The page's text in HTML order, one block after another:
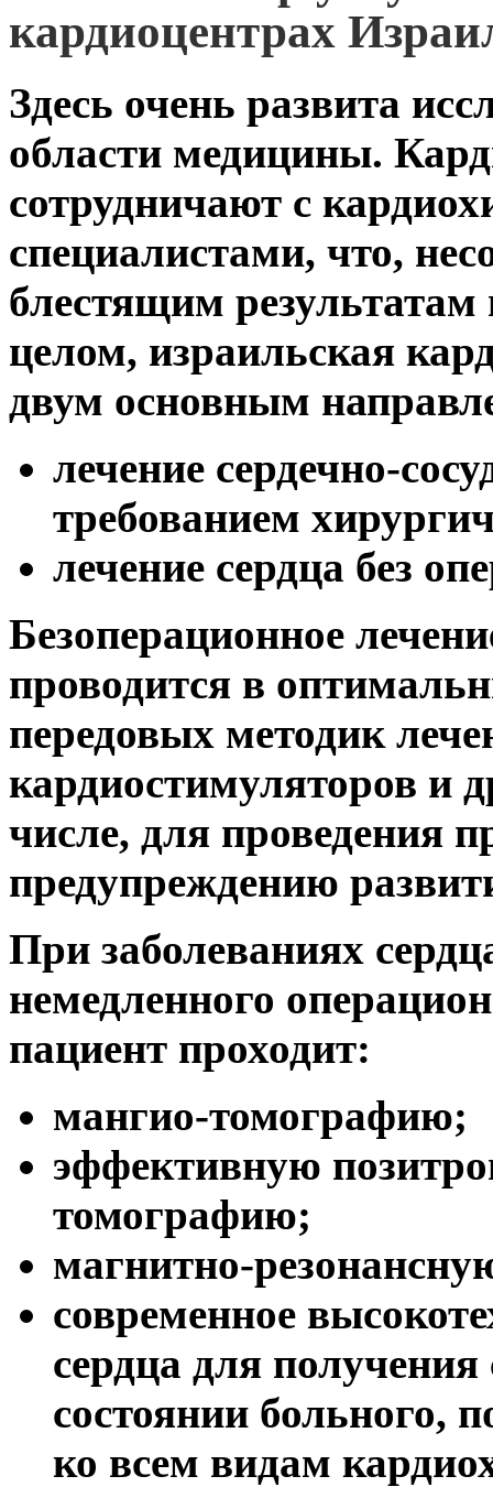
кардиоцентрах
Здесь очень развита
области медицины.
сотрудничают с
специалистами, что,
блестящим результатам
целом, израильская
двум основным
лечение сердечно-
требованием
лечение сердца без
Безоперационное
проводится в
передовых методик
кардиостимуляторов и
числе, для проведения
предупреждению
При заболеваниях
немедленного
пациент проходит:
мангио-томографию;
эффективную
томографию;
магнитно-
современное
сердца для
состоянии больного,
ко всем видам